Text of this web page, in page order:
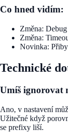
Co hned vidím:
Změna:
Změna:
Novinka:
Technické
Umíš ignorovat
Ano, v nastavení
Užitečné když
se prefixy liší.